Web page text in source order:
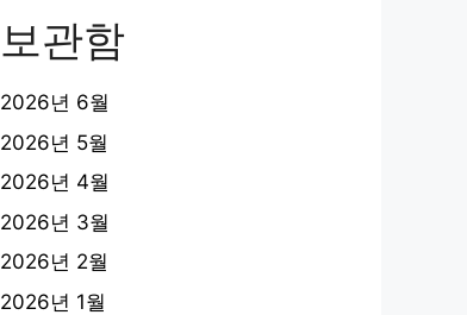
보관함
2026년 6월
2026년 5월
2026년 4월
2026년 3월
2026년 2월
2026년 1월